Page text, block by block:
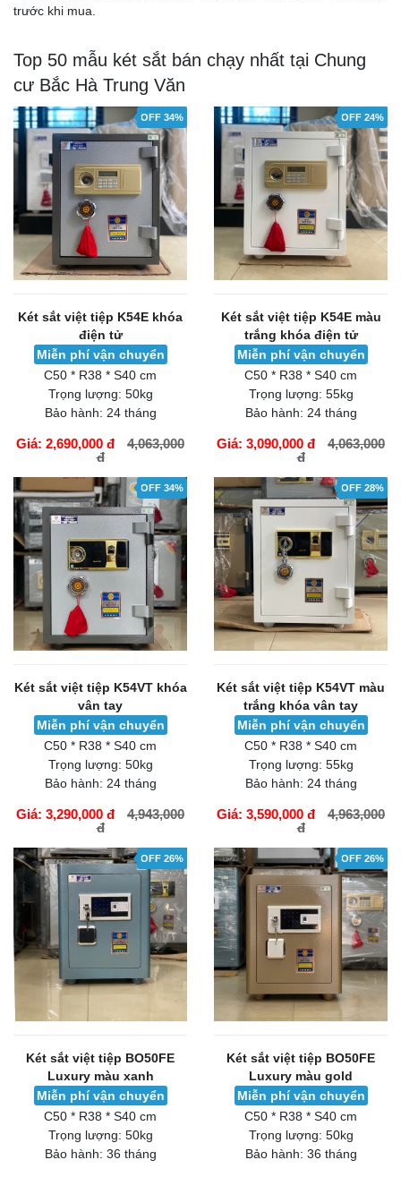
trước khi mua.
Top 50 mẫu két sắt bán chạy nhất tại Chung
cư Bắc Hà Trung Văn
OFF 34%
Két sắt việt tiệp K54E khóa
điện tử
Miễn phí vận chuyển
C50 * R38 * S40 cm
Trọng lượng: 50kg
Bảo hành: 24 tháng
Giá: 2,690,000 đ
4,063,000
đ
OFF 24%
Két sắt việt tiệp K54E màu
trắng khóa điện tử
Miễn phí vận chuyển
C50 * R38 * S40 cm
Trọng lượng: 55kg
Bảo hành: 24 tháng
Giá: 3,090,000 đ
4,063,000
đ
OFF 34%
Két sắt việt tiệp K54VT khóa
vân tay
Miễn phí vận chuyển
C50 * R38 * S40 cm
Trọng lượng: 50kg
Bảo hành: 24 tháng
Giá: 3,290,000 đ
4,943,000
đ
OFF 28%
Két sắt việt tiệp K54VT màu
trắng khóa vân tay
Miễn phí vận chuyển
C50 * R38 * S40 cm
Trọng lượng: 55kg
Bảo hành: 24 tháng
Giá: 3,590,000 đ
4,963,000
đ
OFF 26%
Két sắt việt tiệp BO50FE
Luxury màu xanh
Miễn phí vận chuyển
C50 * R38 * S40 cm
Trọng lượng: 50kg
Bảo hành: 36 tháng
OFF 26%
Két sắt việt tiệp BO50FE
Luxury màu gold
Miễn phí vận chuyển
C50 * R38 * S40 cm
Trọng lượng: 50kg
Bảo hành: 36 tháng